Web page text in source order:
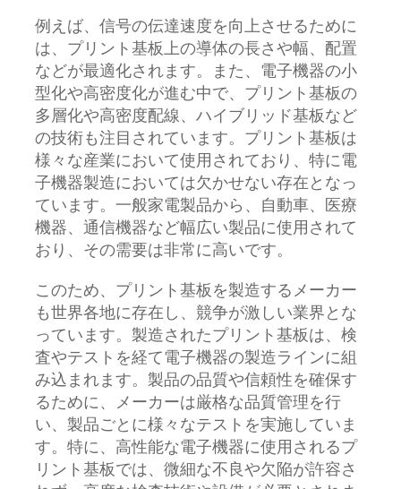
例えば、信号の伝達速度を向上させるために
は、プリント基板上の導体の長さや幅、配置
などが最適化されます。また、電子機器の小
型化や高密度化が進む中で、プリント基板の
多層化や高密度配線、ハイブリッド基板など
の技術も注目されています。プリント基板は
様々な産業において使用されており、特に電
子機器製造においては欠かせない存在となっ
ています。一般家電製品から、自動車、医療
機器、通信機器など幅広い製品に使用されて
おり、その需要は非常に高いです。
このため、プリント基板を製造するメーカー
も世界各地に存在し、競争が激しい業界とな
っています。製造されたプリント基板は、検
査やテストを経て電子機器の製造ラインに組
み込まれます。製品の品質や信頼性を確保す
るために、メーカーは厳格な品質管理を行
い、製品ごとに様々なテストを実施していま
す。特に、高性能な電子機器に使用されるプ
リント基板では、微細な不良や欠陥が許容さ